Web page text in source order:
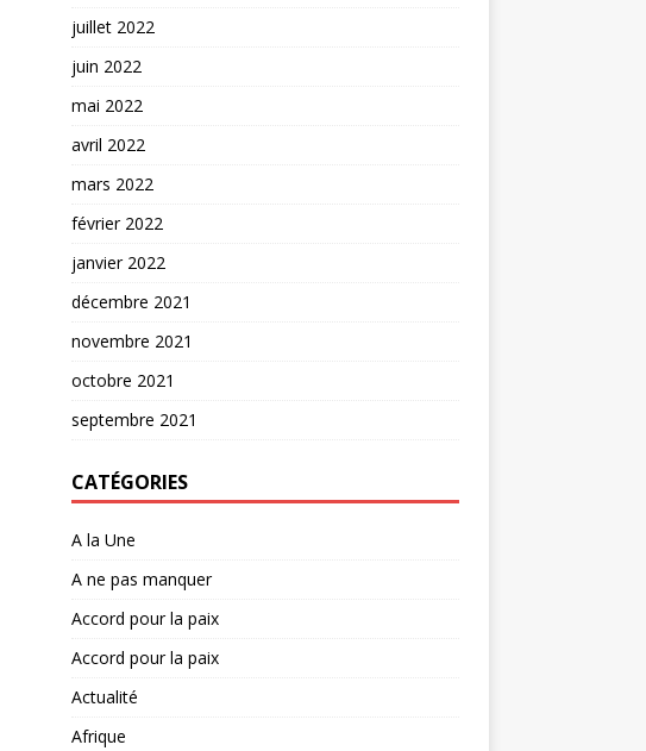
juillet 2022
juin 2022
mai 2022
avril 2022
mars 2022
février 2022
janvier 2022
décembre 2021
novembre 2021
octobre 2021
septembre 2021
CATÉGORIES
A la Une
A ne pas manquer
Accord pour la paix
Accord pour la paix
Actualité
Afrique